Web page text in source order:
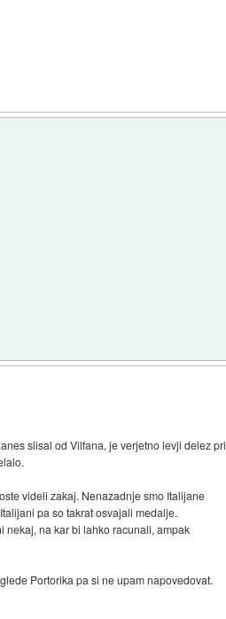
slisal od Vilfana, je verjetno levji delez pri
videli zakaj. Nenazadnje smo Italijane
pa so takrat osvajali medalje.
nekaj, na kar bi lahko racunali, ampak
Portorika pa si ne upam napovedovat.